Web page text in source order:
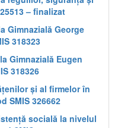
– finalizat
Gimnazială George
318323
Gimnazială Eugen
318326
și al firmelor în
SMIS 326662
socială la nivelul